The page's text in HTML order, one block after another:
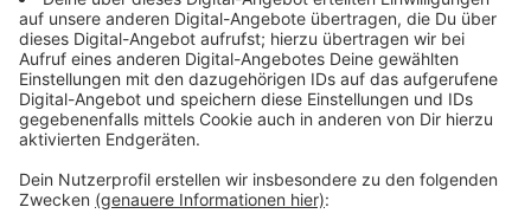
war eine Herausforderung: Es mussten die
Corona-Abstandsregeln beachtet werden.
Veröffentlicht:Montag, 23.03.2020 12:32
Anzeige